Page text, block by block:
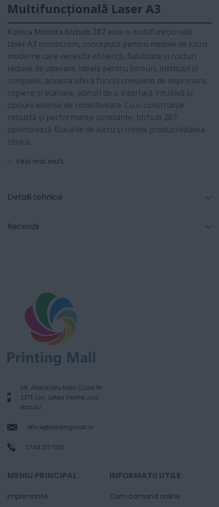
Multifuncțională Laser A3
Konica Minolta bizhub 287 este o multifuncțională
laser A3 monocrom, concepută pentru mediile de lucru
moderne care necesită eficiență, fiabilitate și costuri
reduse de operare. Ideală pentru birouri, instituții și
companii, aceasta oferă funcții complete de imprimare,
copiere și scanare, alături de o interfață intuitivă și
opțiuni extinse de conectivitate. Cu o construcție
robustă și performanțe constante, bizhub 287
optimizează fluxurile de lucru și crește productivitatea
zilnică.
Vezi mai mult
Detalii tehnice
Recenzii
str. Alexandru Ioan Cuza, Nr.
237f, Loc. Letea Veche, Jud.
Bacau
office@printingmall.ro
0746.217.503
MENIU PRINCIPAL
Imprimante
INFORMATII UTILE
Cum comand online